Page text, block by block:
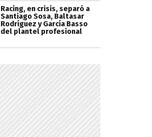
Racing, en crisis, separó a
Santiago Sosa, Baltasar
Rodríguez y García Basso
del plantel profesional